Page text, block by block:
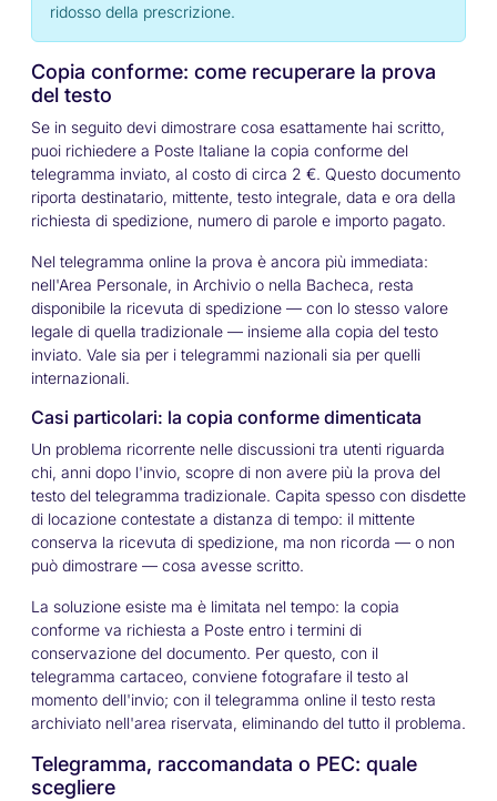
ridosso della prescrizione.
Copia conforme: come recuperare la prova
del testo
Se in seguito devi dimostrare cosa esattamente hai scritto,
puoi richiedere a Poste Italiane la copia conforme del
telegramma inviato, al costo di circa 2 €. Questo documento
riporta destinatario, mittente, testo integrale, data e ora della
richiesta di spedizione, numero di parole e importo pagato.
Nel telegramma online la prova è ancora più immediata:
nell'Area Personale, in Archivio o nella Bacheca, resta
disponibile la ricevuta di spedizione — con lo stesso valore
legale di quella tradizionale — insieme alla copia del testo
inviato. Vale sia per i telegrammi nazionali sia per quelli
internazionali.
Casi particolari: la copia conforme dimenticata
Un problema ricorrente nelle discussioni tra utenti riguarda
chi, anni dopo l'invio, scopre di non avere più la prova del
testo del telegramma tradizionale. Capita spesso con disdette
di locazione contestate a distanza di tempo: il mittente
conserva la ricevuta di spedizione, ma non ricorda — o non
può dimostrare — cosa avesse scritto.
La soluzione esiste ma è limitata nel tempo: la copia
conforme va richiesta a Poste entro i termini di
conservazione del documento. Per questo, con il
telegramma cartaceo, conviene fotografare il testo al
momento dell'invio; con il telegramma online il testo resta
archiviato nell'area riservata, eliminando del tutto il problema.
Telegramma, raccomandata o PEC: quale
scegliere